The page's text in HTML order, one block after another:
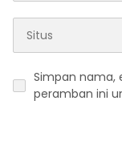
Simpan nama,
peramban ini